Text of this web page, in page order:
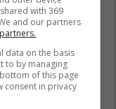
with 369
and our partners
data on the basis
to by managing
of this page
consent in privacy